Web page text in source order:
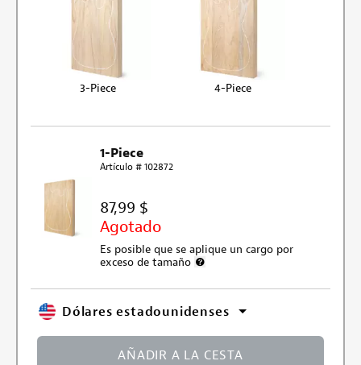
3-Piece 4-Piece
1-Piece
Artículo # 102872
87,99 $
Agotado
Es posible que se aplique un cargo por
exceso de tamaño
Dólares estadounidenses
AÑADIR A LA CESTA